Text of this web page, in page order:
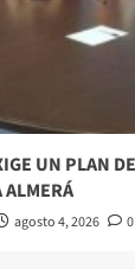
UN PLAN
ALMERÁ
agosto 4, 2026 0